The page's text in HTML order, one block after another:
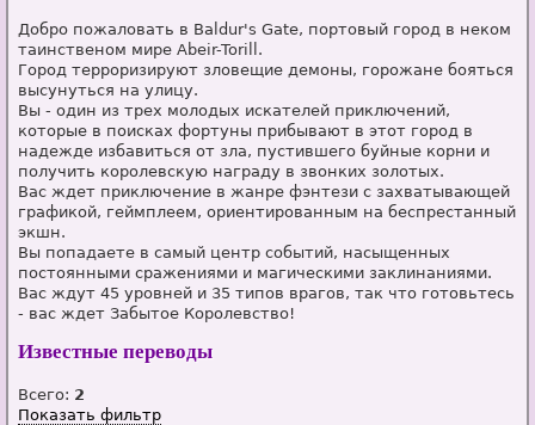
Добро пожаловать в Baldur's Gate, портовый город в неком
таинственом мире Abeir-Torill.
Город терроризируют зловещие демоны, горожане бояться
высунуться на улицу.
Вы - один из трех молодых искателей приключений,
которые в поисках фортуны прибывают в этот город в
надежде избавиться от зла, пустившего буйные корни и
получить королевскую награду в звонких золотых.
Вас ждет приключение в жанре фэнтези с захватывающей
графикой, геймплеем, ориентированным на беспрестанный
экшн.
Вы попадаете в самый центр событий, насыщенных
постоянными сражениями и магическими заклинаниями.
Вас ждут 45 уровней и 35 типов врагов, так что готовьтесь
- вас ждет Забытое Королевство!
Известные переводы
Всего: 2
Показать фильтр